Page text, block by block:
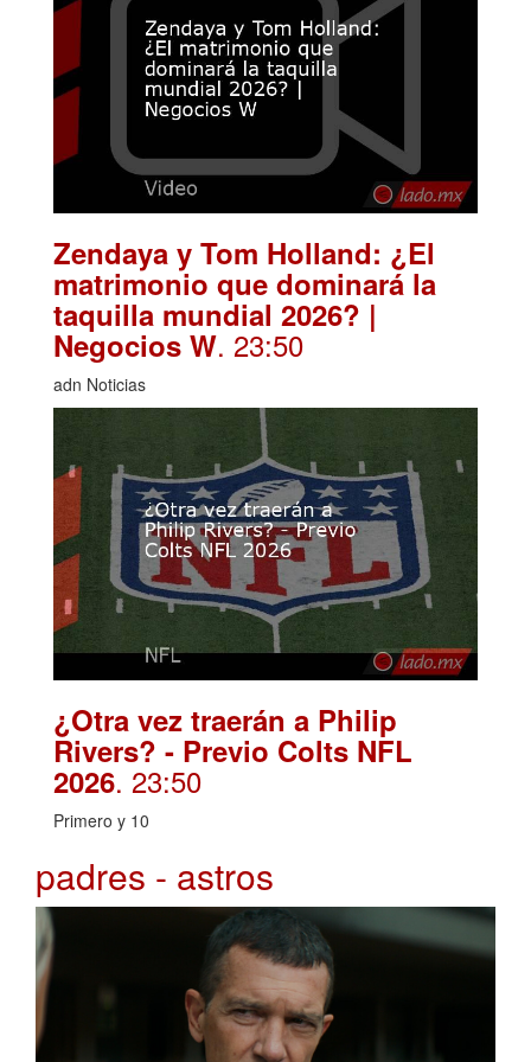
Zendaya y Tom Holland: ¿El
matrimonio que dominará la
taquilla mundial 2026? |
Negocios W. 23:50
adn Noticias
¿Otra vez traerán a Philip
Rivers? - Previo Colts NFL
2026. 23:50
Primero y 10
padres - astros